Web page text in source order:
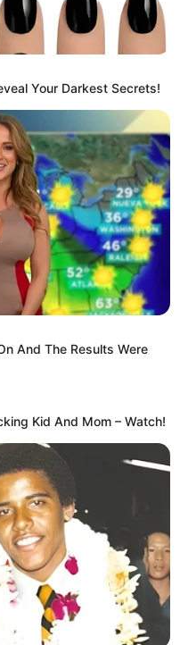
Your Darkest Secrets!
And The Results Were
Kid And Mom – Watch!